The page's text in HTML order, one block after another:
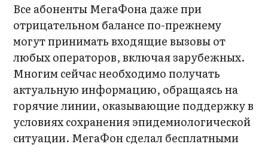
Все абоненты МегаФона даже при
отрицательном балансе по-прежнему
могут принимать входящие вызовы от
любых операторов, включая зарубежных.
Многим сейчас необходимо получать
актуальную информацию, обращаясь на
горячие линии, оказывающие поддержку в
условиях сохранения эпидемиологической
ситуации. МегаФон сделал бесплатными